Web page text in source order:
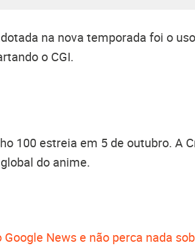
na nova temporada foi o
o CGI.
100 estreia em 5 de outubro. A
do anime.
News e não perca nada